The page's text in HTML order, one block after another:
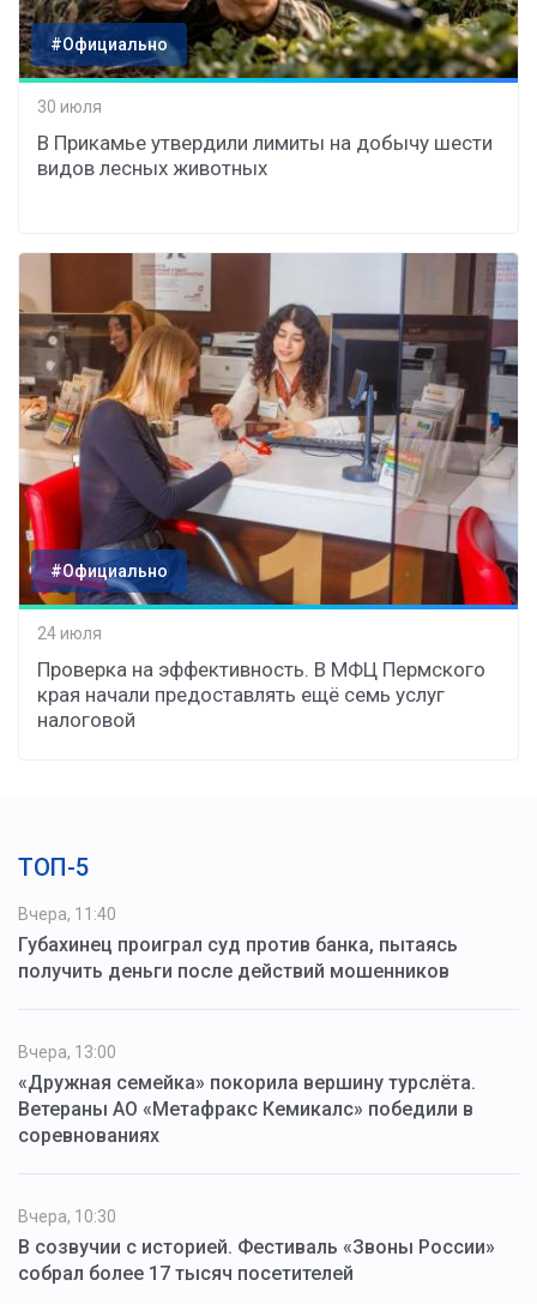
#Официально
30 июля
В Прикамье утвердили лимиты на добычу шести
видов лесных животных
#Официально
24 июля
Проверка на эффективность. В МФЦ Пермского
края начали предоставлять ещё семь услуг
налоговой
ТОП-5
Вчера, 11:40
Губахинец проиграл суд против банка, пытаясь
получить деньги после действий мошенников
Вчера, 13:00
«Дружная семейка» покорила вершину турслёта.
Ветераны АО «Метафракс Кемикалс» победили в
соревнованиях
Вчера, 10:30
В созвучии с историей. Фестиваль «Звоны России»
собрал более 17 тысяч посетителей